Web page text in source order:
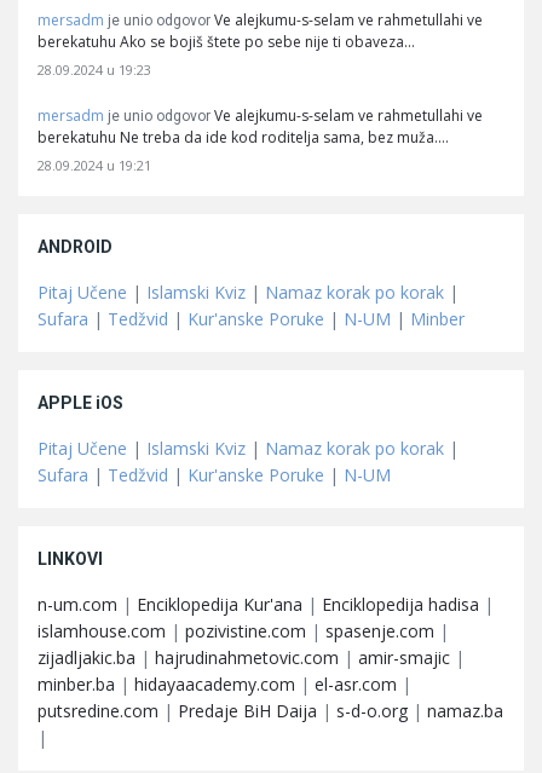
mersadm je unio odgovor Ve alejkumu-s-selam ve rahmetullahi ve
berekatuhu Ako se bojiš štete po sebe nije ti obaveza…
28.09.2024 u 19:23
mersadm je unio odgovor Ve alejkumu-s-selam ve rahmetullahi ve
berekatuhu Ne treba da ide kod roditelja sama, bez muža.…
28.09.2024 u 19:21
ANDROID
Pitaj Učene | Islamski Kviz | Namaz korak po korak |
Sufara | Tedžvid | Kur'anske Poruke | N-UM | Minber
APPLE iOS
Pitaj Učene | Islamski Kviz | Namaz korak po korak |
Sufara | Tedžvid | Kur'anske Poruke | N-UM
LINKOVI
n-um.com | Enciklopedija Kur'ana | Enciklopedija hadisa |
islamhouse.com | pozivistine.com | spasenje.com |
zijadljakic.ba | hajrudinahmetovic.com | amir-smajic |
minber.ba | hidayaacademy.com | el-asr.com |
putsredine.com | Predaje BiH Daija | s-d-o.org | namaz.ba
|